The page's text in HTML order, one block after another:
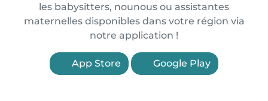
les babysitters, nounous ou assistantes
maternelles disponibles dans votre région via
notre application !
App Store Google Play